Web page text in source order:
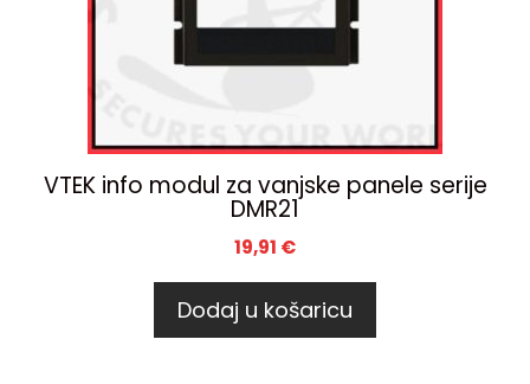
VTEK info modul za vanjske panele serije
DMR21
19,91 €
Dodaj u košaricu